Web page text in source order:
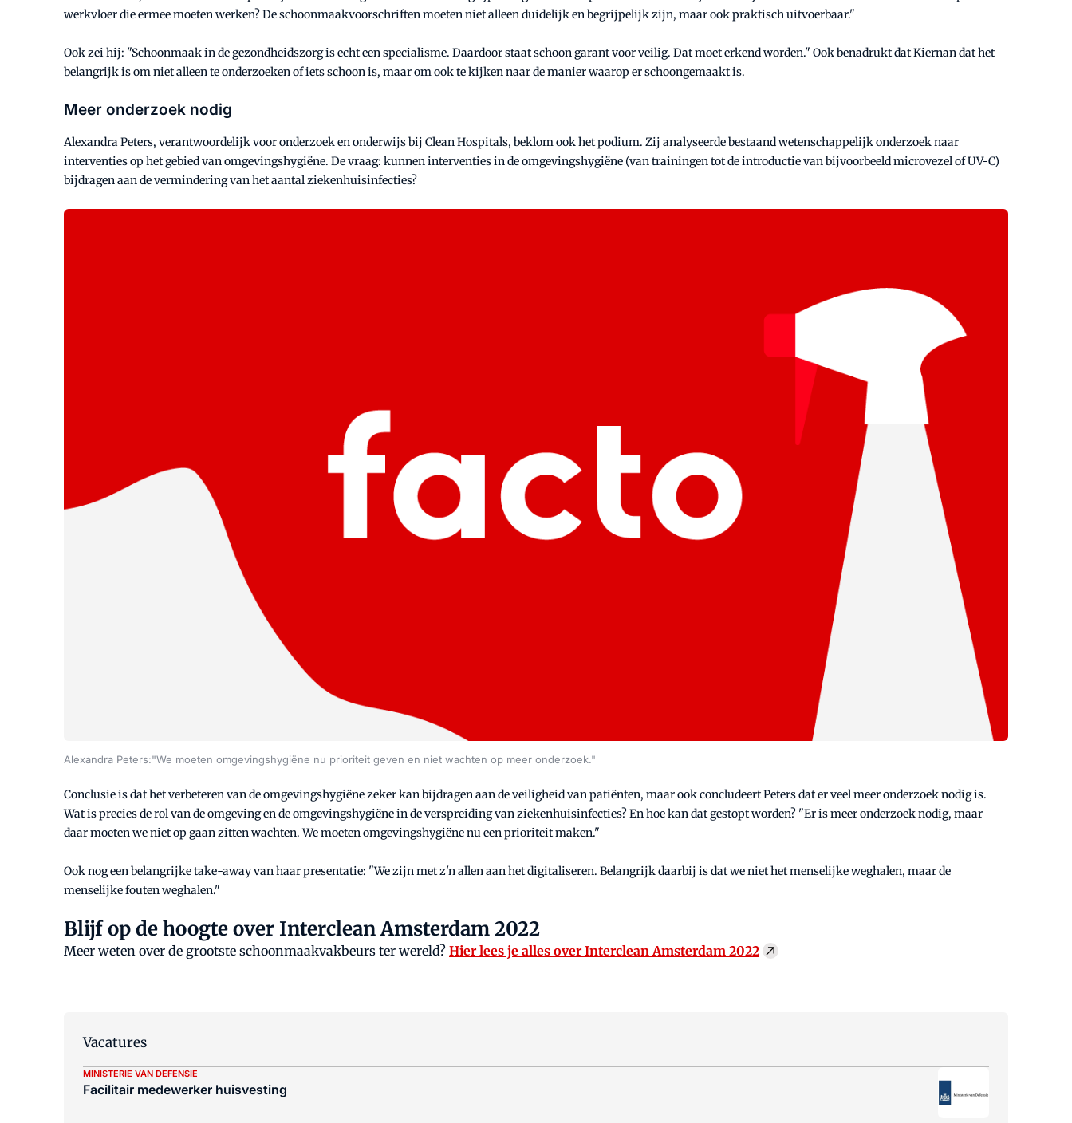
werkvloer die ermee moeten werken? De schoonmaakvoorschriften moeten niet alleen duidelijk en begrijpelijk zijn, maar ook praktisch uitvoerbaar."
Ook zei hij: "Schoonmaak in de gezondheidszorg is echt een specialisme. Daardoor staat schoon garant voor veilig. Dat moet erkend worden." Ook benadrukt dat Kiernan dat het
belangrijk is om niet alleen te onderzoeken of iets schoon is, maar om ook te kijken naar de manier waarop er schoongemaakt is.
Meer onderzoek nodig
Alexandra Peters, verantwoordelijk voor onderzoek en onderwijs bij Clean Hospitals, beklom ook het podium. Zij analyseerde bestaand wetenschappelijk onderzoek naar
interventies op het gebied van omgevingshygiëne. De vraag: kunnen interventies in de omgevingshygiëne (van trainingen tot de introductie van bijvoorbeeld microvezel of UV-C)
bijdragen aan de vermindering van het aantal ziekenhuisinfecties?
Alexandra Peters:"We moeten omgevingshygiëne nu prioriteit geven en niet wachten op meer onderzoek."
Conclusie is dat het verbeteren van de omgevingshygiëne zeker kan bijdragen aan de veiligheid van patiënten, maar ook concludeert Peters dat er veel meer onderzoek nodig is.
Wat is precies de rol van de omgeving en de omgevingshygiëne in de verspreiding van ziekenhuisinfecties? En hoe kan dat gestopt worden? "Er is meer onderzoek nodig, maar
daar moeten we niet op gaan zitten wachten. We moeten omgevingshygiëne nu een prioriteit maken."
Ook nog een belangrijke take-away van haar presentatie: "We zijn met z'n allen aan het digitaliseren. Belangrijk daarbij is dat we niet het menselijke weghalen, maar de
menselijke fouten weghalen."
Blijf op de hoogte over Interclean Amsterdam 2022
Meer weten over de grootste schoonmaakvakbeurs ter wereld? Hier lees je alles over Interclean Amsterdam 2022
Vacatures
MINISTERIE VAN DEFENSIE
Facilitair medewerker huisvesting